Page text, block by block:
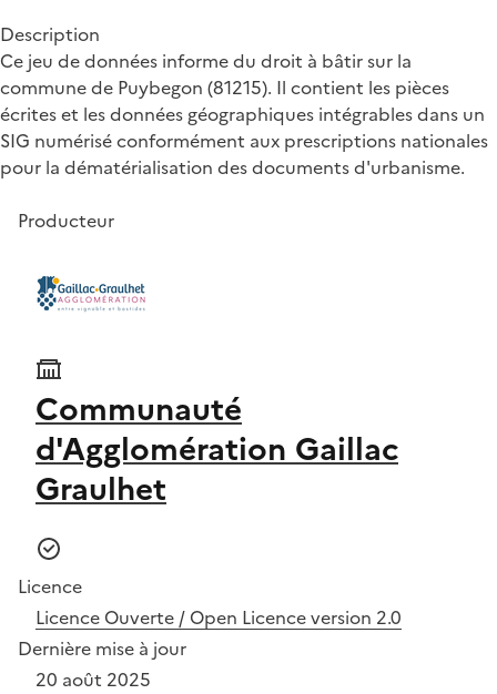
Description
Ce jeu de données informe du droit à bâtir sur la
commune de Puybegon (81215). Il contient les pièces
écrites et les données géographiques intégrables dans un
SIG numérisé conformément aux prescriptions nationales
pour la dématérialisation des documents d'urbanisme.
Producteur
Communauté
d'Agglomération Gaillac
Graulhet
Licence
Licence Ouverte / Open Licence version 2.0
Dernière mise à jour
20 août 2025